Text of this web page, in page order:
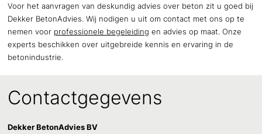
Voor het aanvragen van deskundig advies over beton zit u goed bij
Dekker BetonAdvies. Wij nodigen u uit om contact met ons op te
nemen voor professionele begeleiding en advies op maat. Onze
experts beschikken over uitgebreide kennis en ervaring in de
betonindustrie.
Contactgegevens
Dekker BetonAdvies BV